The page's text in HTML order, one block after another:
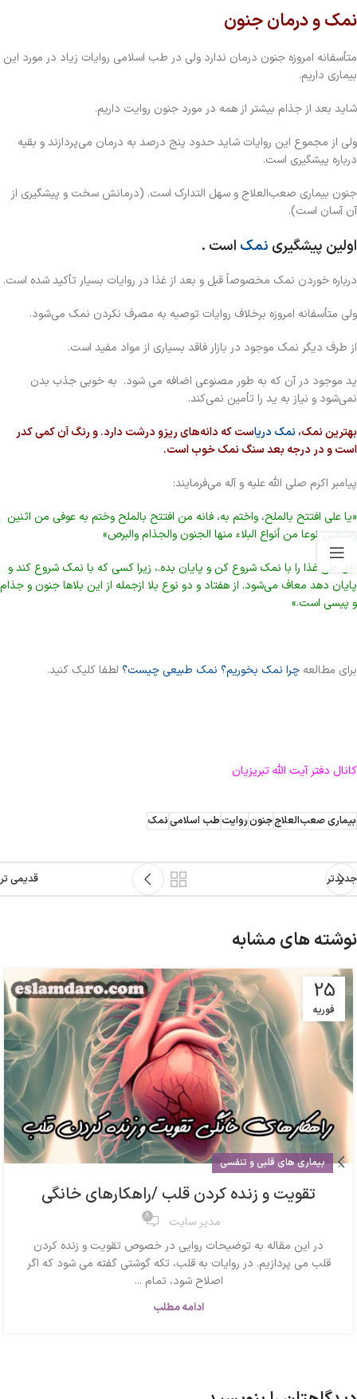
نمک و درمان جنون
متأسفانه امروزه جنون درمان ندارد ولی در طب اسلامی روایات زیاد در مورد این
بیماری داریم.
شاید بعد از جذام بیشتر از همه در مورد جنون روایت داریم.
ولی از مجموع این روایات شاید حدود پنج درصد به درمان می‌پردازند و بقیه
درباره پیشگیری است.
جنون بیماری صعب‌العلاج و سهل التدارک است. (درمانش سخت و پیشگیری از
آن آسان است).
اولین پیشگیری نمک است .
درباره خوردن نمک مخصوصاً قبل و بعد از غذا در روایات بسیار تأکید شده است.
ولی متأسفانه امروزه برخلاف روایات توصیه به مصرف نکردن نمک می‌شود.
از طرف دیگر نمک موجود در بازار فاقد بسیاری از مواد مفید است.
ید موجود در آن ‌که به ‌طور مصنوعی اضافه‌ می شود. به‌ خوبی جذب بدن
نمی‌شود و نیاز به ید را تأمین نمی‌کند.
بهترین نمک، نمک دریاست که دانه‌های ریزو درشت دارد. و رنگ آن کمی کدر
است و در درجه بعد سنگ نمک خوب است.
پیامبر اکرم صلی الله علیه و آله می‌فرمایند:
«يا على افتتح بالملح، واختم به، فانه من افتتح بالملح وختم به عوفي من اثنين
وسبعين نوعا من أنواع البلاء منها الجنون والجذام والبرص»
«ای علی غذا را با نمک شروع کن و پایان بده.، زیرا کسی که با نمک شروع کند و
پایان دهد معاف می‌شود. از هفتاد و دو نوع بلا ازجمله از این بلاها جنون و جذام
و پیسی است.»
برای مطالعه چرا نمک بخوریم؟ نمک طبیعی چیست؟ لطفا کلیک کنید.
کانال دفتر آیت الله تبریزیان
بیماری صعب‌العلاججنونروایتطب اسلامینمک
جدیدتر قدیمی تر
نوشته های مشابه
25
فوریه
بیماری های قلبی و تنفسی
تقویت و زنده کردن قلب /راهکارهای خانگی
مدیر سایت 8
در این مقاله به توضیحات روایی در خصوص تقویت و زنده کردن
قلب می پردازیم. در روایات به قلب، تکه گوشتی گفته می شود که اگر
اصلاح شود، تمام ...
ادامه مطلب